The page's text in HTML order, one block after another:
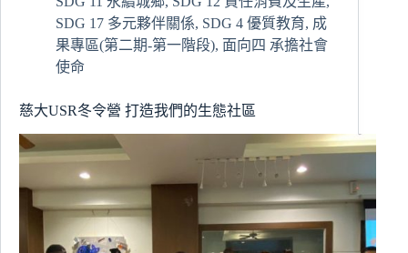
嗎？
他
們
搶
是
工
服
務
的
機
會
SDG 17 多元夥伴關係, SDG 4 優質教育, 成
果專區(第二期-第一階段), 面向四 承擔社會
使命
慈大USR冬令營 打造我們的生態社區